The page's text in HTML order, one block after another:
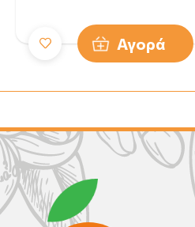
Αγορά